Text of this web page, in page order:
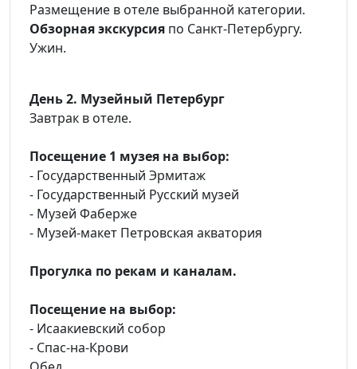
Размещение в отеле выбранной категории.
Обзорная экскурсия по Санкт-Петербургу.
Ужин.
День 2. Музейный Петербург
Завтрак в отеле.
Посещение 1 музея на выбор:
- Государственный Эрмитаж
- Государственный Русский музей
- Музей Фаберже
- Музей-макет Петровская акватория
Прогулка по рекам и каналам.
Посещение на выбор:
- Исаакиевский собор
- Спас-на-Крови